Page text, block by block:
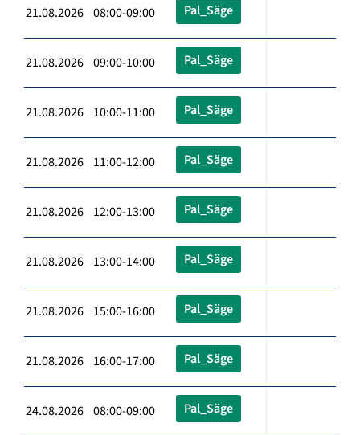
21.08.2026 08:00-09:00 Pal_Säge
21.08.2026 09:00-10:00 Pal_Säge
21.08.2026 10:00-11:00 Pal_Säge
21.08.2026 11:00-12:00 Pal_Säge
21.08.2026 12:00-13:00 Pal_Säge
21.08.2026 13:00-14:00 Pal_Säge
21.08.2026 15:00-16:00 Pal_Säge
21.08.2026 16:00-17:00 Pal_Säge
24.08.2026 08:00-09:00 Pal_Säge